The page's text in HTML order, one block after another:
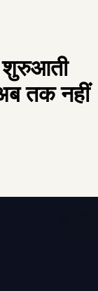
शुरुआती
तक नहीं